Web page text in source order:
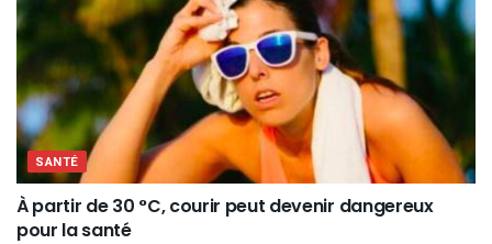
SANTÉ
À partir de 30 °C, courir peut devenir dangereux
pour la santé